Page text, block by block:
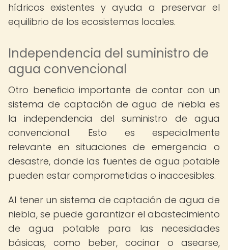
hídricos existentes y ayuda a preservar el
equilibrio de los ecosistemas locales.
Independencia del suministro de
agua convencional
Otro beneficio importante de contar con un
sistema de captación de agua de niebla es
la independencia del suministro de agua
convencional. Esto es especialmente
relevante en situaciones de emergencia o
desastre, donde las fuentes de agua potable
pueden estar comprometidas o inaccesibles.
Al tener un sistema de captación de agua de
niebla, se puede garantizar el abastecimiento
de agua potable para las necesidades
básicas, como beber, cocinar o asearse,